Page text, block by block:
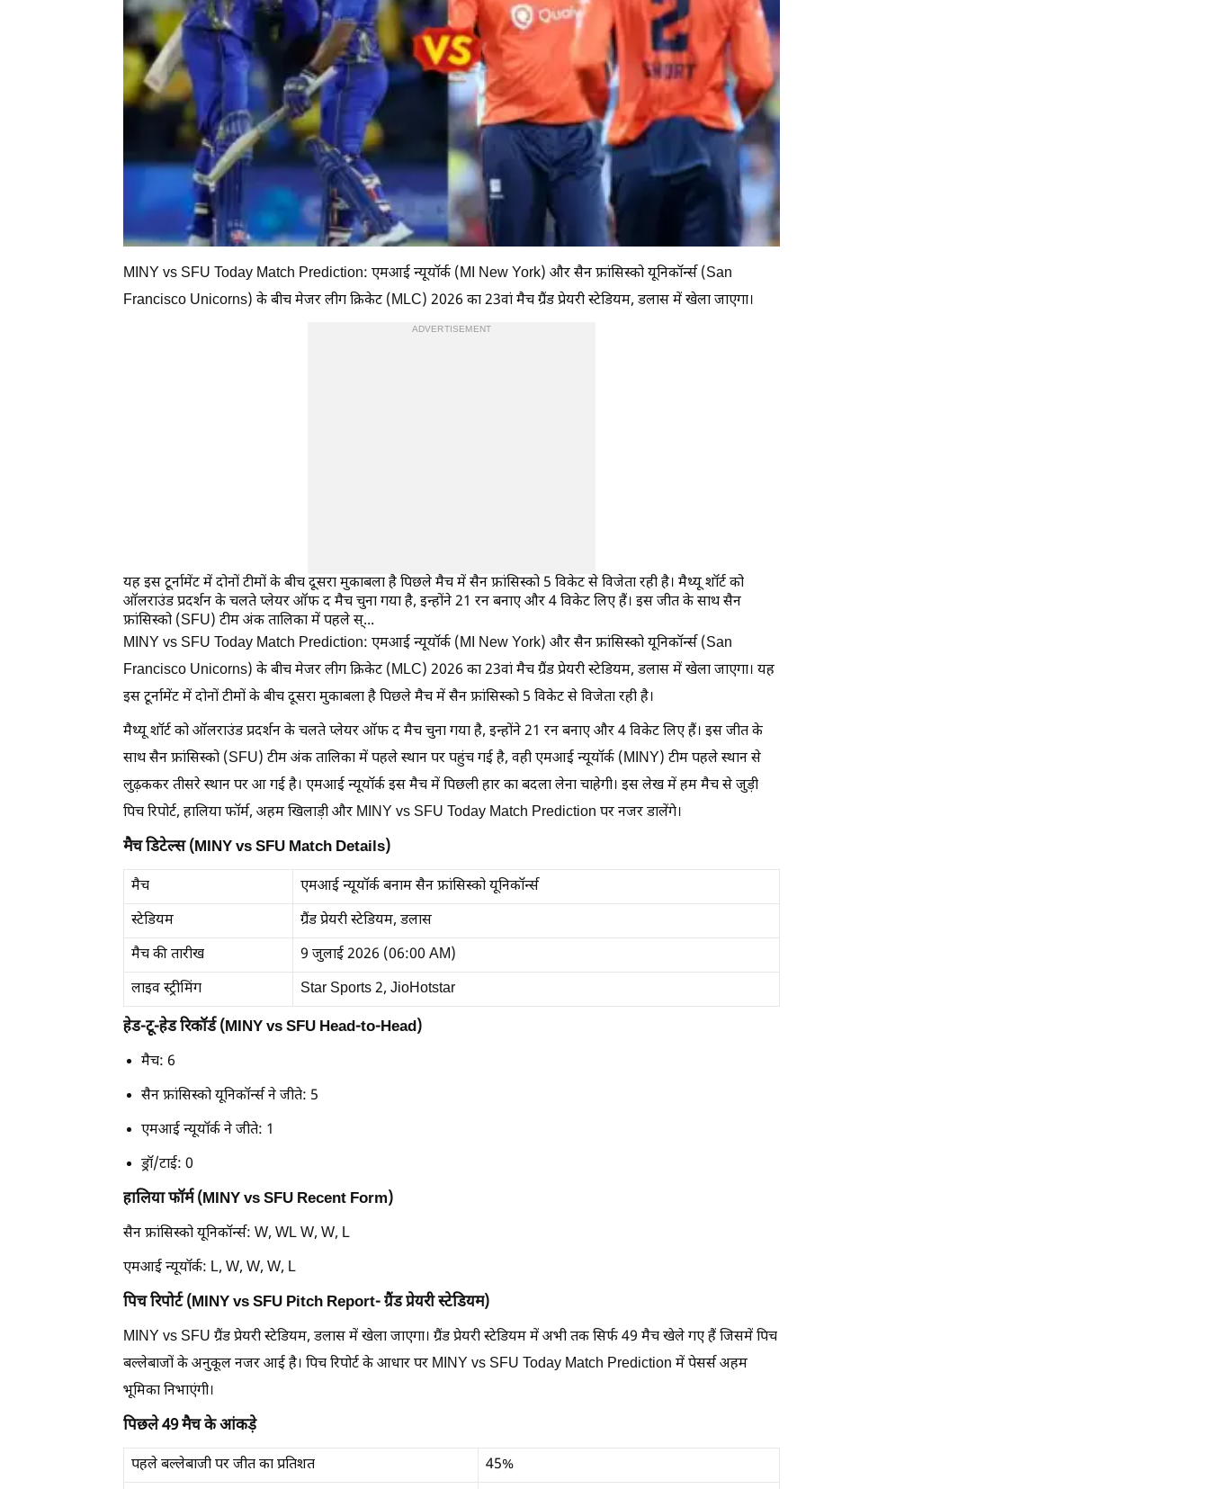
MINY vs SFU Today Match Prediction: एमआई न्यूयॉर्क (MI New York) और सैन फ्रांसिस्को यूनिकॉर्न्स (San
Francisco Unicorns) के बीच मेजर लीग क्रिकेट (MLC) 2026 का 23वां मैच ग्रैंड प्रेयरी स्टेडियम, डलास में खेला जाएगा।
ADVERTISEMENT
यह इस टूर्नामेंट में दोनों टीमों के बीच दूसरा मुकाबला है पिछले मैच में सैन फ्रांसिस्को 5 विकेट से विजेता रही है। मैथ्यू शॉर्ट को
ऑलराउंड प्रदर्शन के चलते प्लेयर ऑफ द मैच चुना गया है, इन्होंने 21 रन बनाए और 4 विकेट लिए हैं। इस जीत के साथ सैन
फ्रांसिस्को (SFU) टीम अंक तालिका में पहले स्...
MINY vs SFU Today Match Prediction: एमआई न्यूयॉर्क (MI New York) और सैन फ्रांसिस्को यूनिकॉर्न्स (San
Francisco Unicorns) के बीच मेजर लीग क्रिकेट (MLC) 2026 का 23वां मैच ग्रैंड प्रेयरी स्टेडियम, डलास में खेला जाएगा। यह
इस टूर्नामेंट में दोनों टीमों के बीच दूसरा मुकाबला है पिछले मैच में सैन फ्रांसिस्को 5 विकेट से विजेता रही है।
मैथ्यू शॉर्ट को ऑलराउंड प्रदर्शन के चलते प्लेयर ऑफ द मैच चुना गया है, इन्होंने 21 रन बनाए और 4 विकेट लिए हैं। इस जीत के
साथ सैन फ्रांसिस्को (SFU) टीम अंक तालिका में पहले स्थान पर पहुंच गई है, वही एमआई न्यूयॉर्क (MINY) टीम पहले स्थान से
लुढ़ककर तीसरे स्थान पर आ गई है। एमआई न्यूयॉर्क इस मैच में पिछली हार का बदला लेना चाहेगी। इस लेख में हम मैच से जुड़ी
पिच रिपोर्ट, हालिया फॉर्म, अहम खिलाड़ी और MINY vs SFU Today Match Prediction पर नजर डालेंगे।
मैच डिटेल्स (MINY vs SFU Match Details)
मैच
एमआई न्यूयॉर्क बनाम सैन फ्रांसिस्को यूनिकॉर्न्स
स्टेडियम
ग्रैंड प्रेयरी स्टेडियम, डलास
मैच की तारीख
9 जुलाई 2026 (06:00 AM)
लाइव स्ट्रीमिंग
Star Sports 2, JioHotstar
हेड-टू-हेड रिकॉर्ड (MINY vs SFU Head-to-Head)
मैच: 6
सैन फ्रांसिस्को यूनिकॉर्न्स ने जीते: 5
एमआई न्यूयॉर्क ने जीते: 1
ड्रॉ/टाई: 0
हालिया फॉर्म (MINY vs SFU Recent Form)
सैन फ्रांसिस्को यूनिकॉर्न्स: W, WL W, W, L
एमआई न्यूयॉर्क: L, W, W, W, L
पिच रिपोर्ट (MINY vs SFU Pitch Report- ग्रैंड प्रेयरी स्टेडियम)
MINY vs SFU ग्रैंड प्रेयरी स्टेडियम, डलास में खेला जाएगा। ग्रैंड प्रेयरी स्टेडियम में अभी तक सिर्फ 49 मैच खेले गए हैं जिसमें पिच
बल्लेबाजों के अनुकूल नजर आई है। पिच रिपोर्ट के आधार पर MINY vs SFU Today Match Prediction में पेसर्स अहम
भूमिका निभाएंगी।
पिछले 49 मैच के आंकड़े
पहले बल्लेबाजी पर जीत का प्रतिशत
45%